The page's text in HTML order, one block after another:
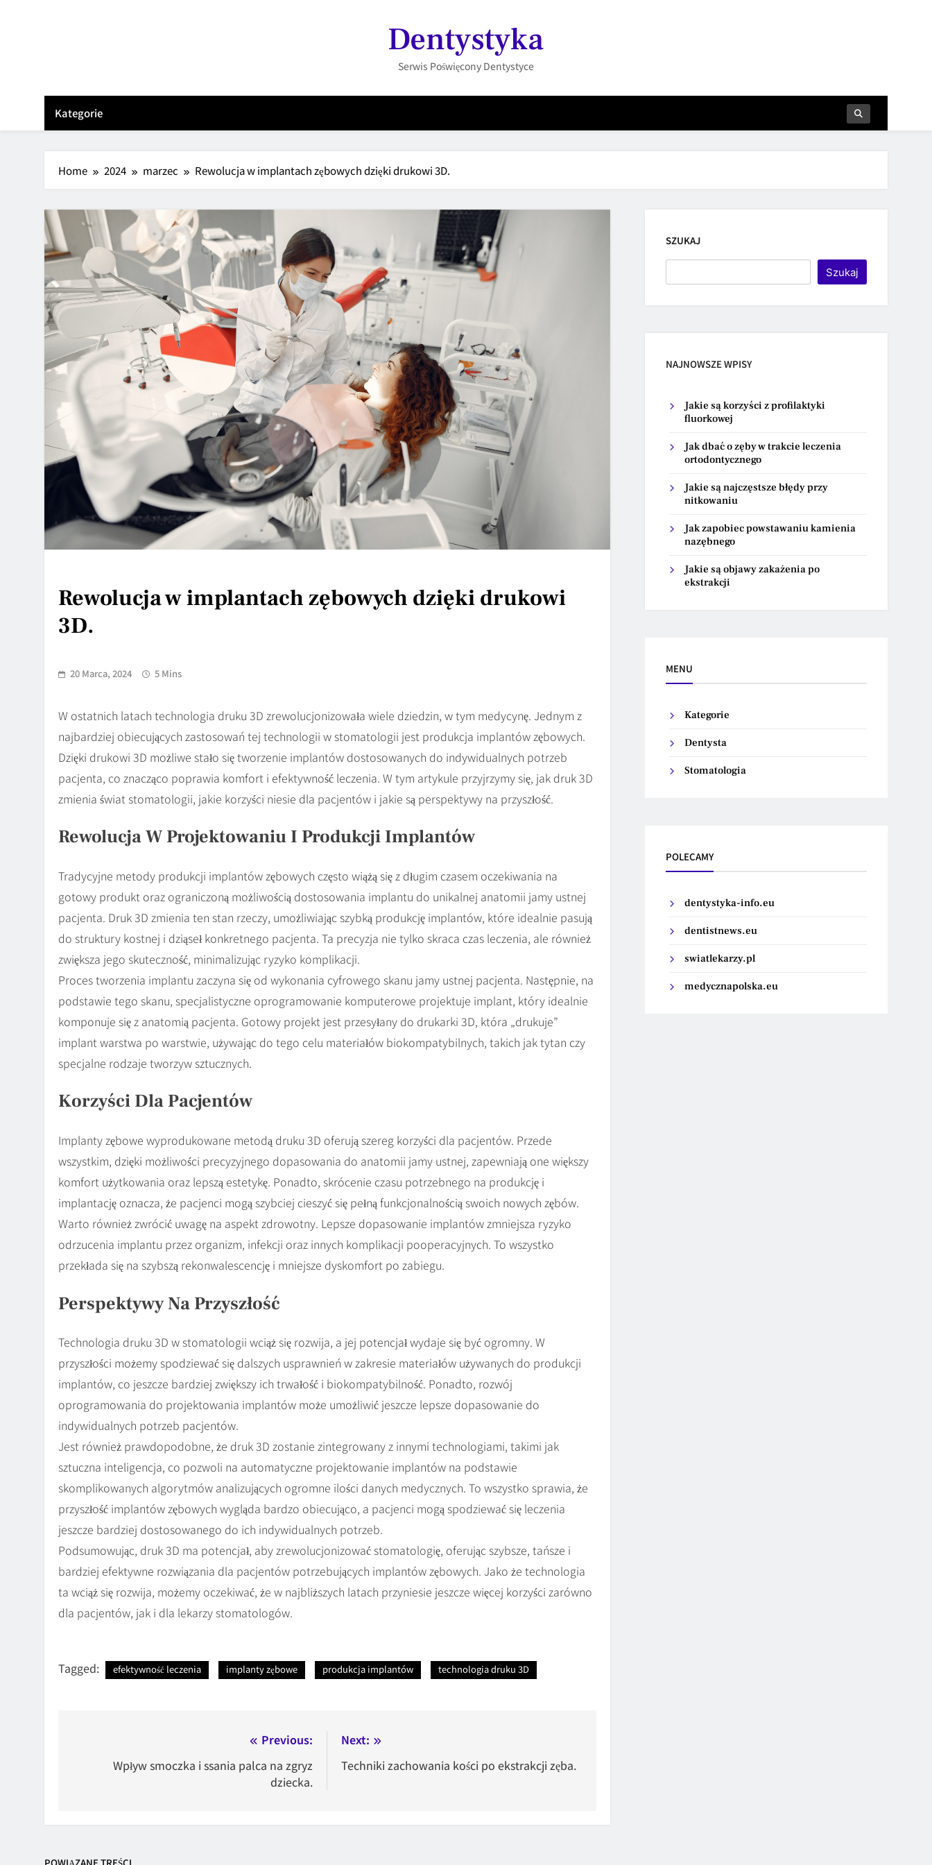
Dentystyka
Serwis Poświęcony Dentystyce
Kategorie
Home 2024 marzec Rewolucja w implantach zębowych dzięki drukowi 3D.
Rewolucja w implantach zębowych dzięki drukowi
3D.
20 Marca, 2024 5 Mins
W ostatnich latach technologia druku 3D zrewolucjonizowała wiele dziedzin, w tym medycynę. Jednym z
najbardziej obiecujących zastosowań tej technologii w stomatologii jest produkcja implantów zębowych.
Dzięki drukowi 3D możliwe stało się tworzenie implantów dostosowanych do indywidualnych potrzeb
pacjenta, co znacząco poprawia komfort i efektywność leczenia. W tym artykule przyjrzymy się, jak druk 3D
zmienia świat stomatologii, jakie korzyści niesie dla pacjentów i jakie są perspektywy na przyszłość.
Rewolucja W Projektowaniu I Produkcji Implantów
Tradycyjne metody produkcji implantów zębowych często wiążą się z długim czasem oczekiwania na
gotowy produkt oraz ograniczoną możliwością dostosowania implantu do unikalnej anatomii jamy ustnej
pacjenta. Druk 3D zmienia ten stan rzeczy, umożliwiając szybką produkcję implantów, które idealnie pasują
do struktury kostnej i dziąseł konkretnego pacjenta. Ta precyzja nie tylko skraca czas leczenia, ale również
zwiększa jego skuteczność, minimalizując ryzyko komplikacji.
Proces tworzenia implantu zaczyna się od wykonania cyfrowego skanu jamy ustnej pacjenta. Następnie, na
podstawie tego skanu, specjalistyczne oprogramowanie komputerowe projektuje implant, który idealnie
komponuje się z anatomią pacjenta. Gotowy projekt jest przesyłany do drukarki 3D, która „drukuje”
implant warstwa po warstwie, używając do tego celu materiałów biokompatybilnych, takich jak tytan czy
specjalne rodzaje tworzyw sztucznych.
Korzyści Dla Pacjentów
Implanty zębowe wyprodukowane metodą druku 3D oferują szereg korzyści dla pacjentów. Przede
wszystkim, dzięki możliwości precyzyjnego dopasowania do anatomii jamy ustnej, zapewniają one większy
komfort użytkowania oraz lepszą estetykę. Ponadto, skrócenie czasu potrzebnego na produkcję i
implantację oznacza, że pacjenci mogą szybciej cieszyć się pełną funkcjonalnością swoich nowych zębów.
Warto również zwrócić uwagę na aspekt zdrowotny. Lepsze dopasowanie implantów zmniejsza ryzyko
odrzucenia implantu przez organizm, infekcji oraz innych komplikacji pooperacyjnych. To wszystko
przekłada się na szybszą rekonwalescencję i mniejsze dyskomfort po zabiegu.
Perspektywy Na Przyszłość
Technologia druku 3D w stomatologii wciąż się rozwija, a jej potencjał wydaje się być ogromny. W
przyszłości możemy spodziewać się dalszych usprawnień w zakresie materiałów używanych do produkcji
implantów, co jeszcze bardziej zwiększy ich trwałość i biokompatybilność. Ponadto, rozwój
oprogramowania do projektowania implantów może umożliwić jeszcze lepsze dopasowanie do
indywidualnych potrzeb pacjentów.
Jest również prawdopodobne, że druk 3D zostanie zintegrowany z innymi technologiami, takimi jak
sztuczna inteligencja, co pozwoli na automatyczne projektowanie implantów na podstawie
skomplikowanych algorytmów analizujących ogromne ilości danych medycznych. To wszystko sprawia, że
przyszłość implantów zębowych wygląda bardzo obiecująco, a pacjenci mogą spodziewać się leczenia
jeszcze bardziej dostosowanego do ich indywidualnych potrzeb.
Podsumowując, druk 3D ma potencjał, aby zrewolucjonizować stomatologię, oferując szybsze, tańsze i
bardziej efektywne rozwiązania dla pacjentów potrzebujących implantów zębowych. Jako że technologia
ta wciąż się rozwija, możemy oczekiwać, że w najbliższych latach przyniesie jeszcze więcej korzyści zarówno
dla pacjentów, jak i dla lekarzy stomatologów.
Tagged: efektywność leczenia implanty zębowe produkcja implantów technologia druku 3D
wpisu
Previous:
Wpływ smoczka i ssania palca na zgryz
dziecka.
Next:
Techniki zachowania kości po ekstrakcji zęba.
SZUKAJ
Szukaj
NAJNOWSZE WPISY
Jakie są korzyści z profilaktyki
fluorkowej
Jak dbać o zęby w trakcie leczenia
ortodontycznego
Jakie są najczęstsze błędy przy
nitkowaniu
Jak zapobiec powstawaniu kamienia
nazębnego
Jakie są objawy zakażenia po
ekstrakcji
MENU
Kategorie
Dentysta
Stomatologia
POLECAMY
dentystyka-info.eu
dentistnews.eu
swiatlekarzy.pl
medycznapolska.eu